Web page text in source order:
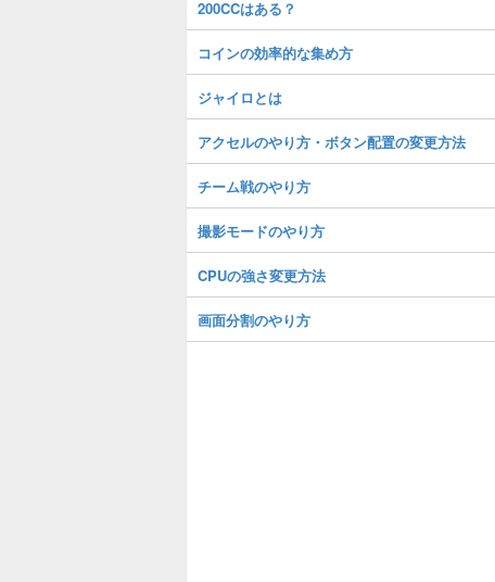
200CCはある？
コインの効率的な集め方
ジャイロとは
アクセルのやり方・ボタン配置の変更方法
チーム戦のやり方
撮影モードのやり方
CPUの強さ変更方法
画面分割のやり方